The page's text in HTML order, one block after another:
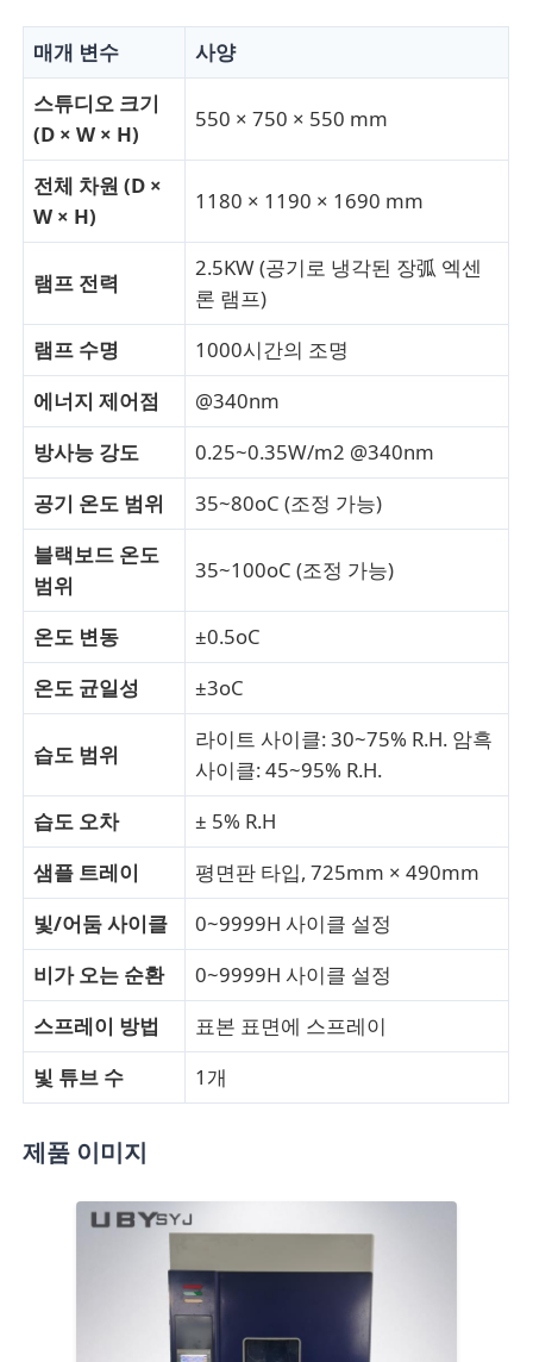
견적 요청
연구소 시험 장비
환경 테스트 챔버
범용 테스트 머신
충격 시험기
마모시험기
충돌 시험 장비
신발 테스트 장비
건축물 시험 장비
패키지 테스트 장비
접착기 시험 장비
직물 시험기
온습도 제어기
경도계
매개 변수
사양
스튜디오 크기
(D × W × H)
550 × 750 × 550 mm
전체 차원 (D ×
W × H)
1180 × 1190 × 1690 mm
램프 전력
2.5KW (공기로 냉각된 장弧 엑센
론 램프)
램프 수명
1000시간의 조명
에너지 제어점
@340nm
방사능 강도
0.25~0.35W/m2 @340nm
공기 온도 범위
35~80oC (조정 가능)
블랙보드 온도
범위
35~100oC (조정 가능)
온도 변동
±0.5oC
온도 균일성
±3oC
습도 범위
라이트 사이클: 30~75% R.H. 암흑
사이클: 45~95% R.H.
습도 오차
± 5% R.H
샘플 트레이
평면판 타입, 725mm × 490mm
빛/어둠 사이클
0~9999H 사이클 설정
비가 오는 순환
0~9999H 사이클 설정
스프레이 방법
표본 표면에 스프레이
빛 튜브 수
1개
제품 이미지